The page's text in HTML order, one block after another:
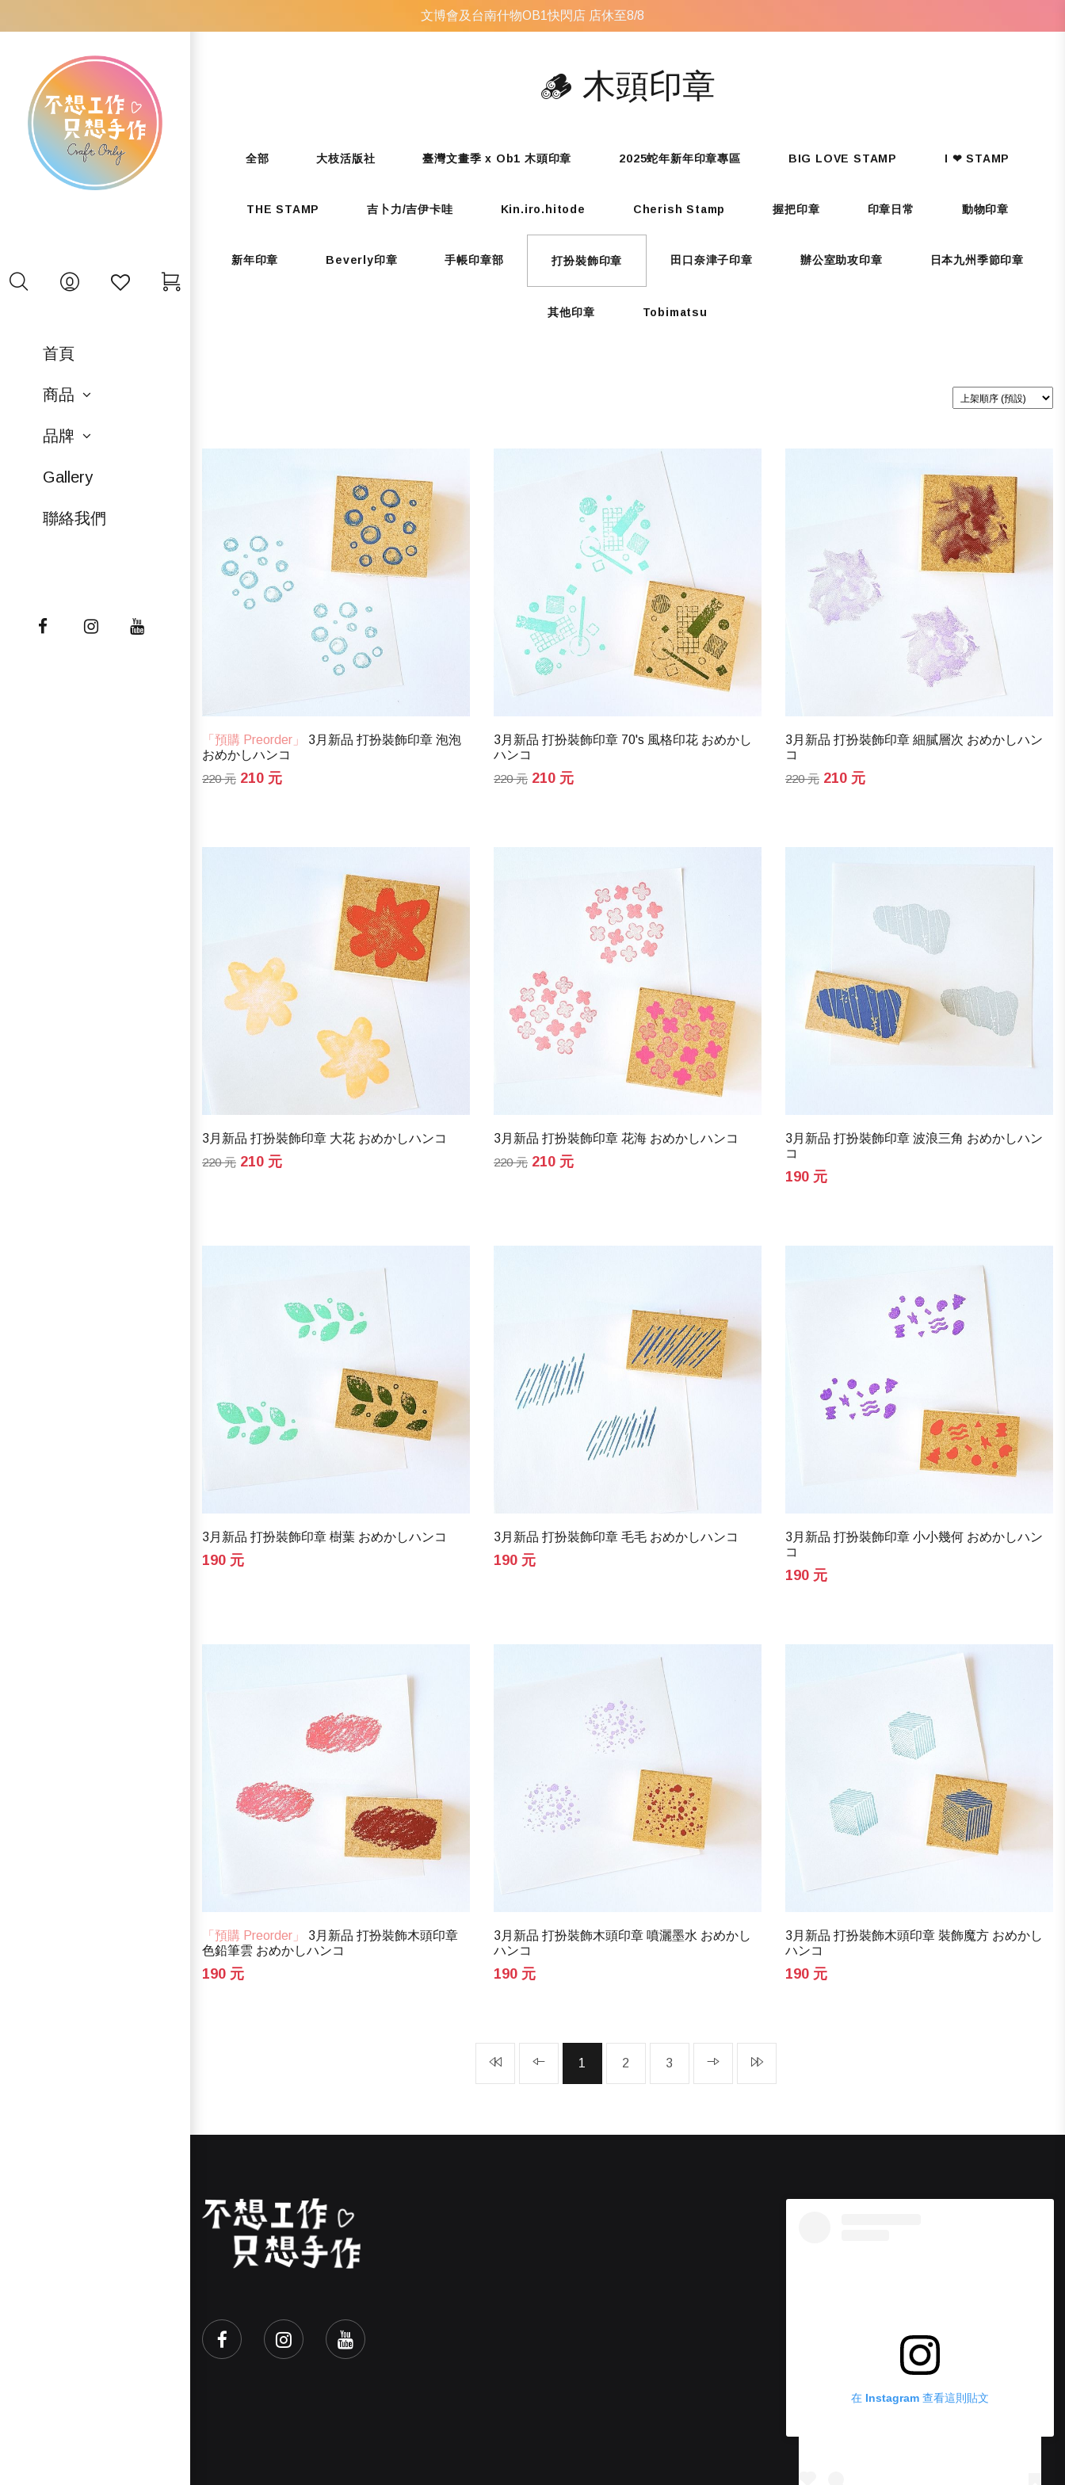
文博會及台南什物OB1快閃店 店休至8/8
首頁
商品
品牌
Gallery
聯絡我們
🪵 木頭印章
全部 大枝活版社 臺灣文畫季 x Ob1 木頭印章 2025蛇年新年印章專區 BIG LOVE STAMP I ❤ STAMP
THE STAMP 吉卜力/吉伊卡哇 Kin.iro.hitode Cherish Stamp 握把印章 印章日常 動物印章
新年印章 Beverly印章 手帳印章部 打扮裝飾印章 田口奈津子印章 辦公室助攻印章 日本九州季節印章
其他印章 Tobimatsu
「預購 Preorder」
3月新品 打扮裝飾印章 泡泡
おめかしハンコ
220 元 210 元
3月新品 打扮裝飾印章 70's 風格印花 おめかし
ハンコ
220 元 210 元
3月新品 打扮裝飾印章 細膩層次 おめかしハン
コ
220 元 210 元
3月新品 打扮裝飾印章 大花 おめかしハンコ
220 元 210 元
3月新品 打扮裝飾印章 花海 おめかしハンコ
220 元 210 元
3月新品 打扮裝飾印章 波浪三角 おめかしハン
コ
190 元
3月新品 打扮裝飾印章 樹葉 おめかしハンコ
190 元
3月新品 打扮裝飾印章 毛毛 おめかしハンコ
190 元
3月新品 打扮裝飾印章 小小幾何 おめかしハン
コ
190 元
「預購 Preorder」
3月新品 打扮裝飾木頭印章
色鉛筆雲 おめかしハンコ
190 元
3月新品 打扮裝飾木頭印章 噴灑墨水 おめかし
ハンコ
190 元
3月新品 打扮裝飾木頭印章 裝飾魔方 おめかし
ハンコ
190 元
1 2 3
在 Instagram 查看這則貼文